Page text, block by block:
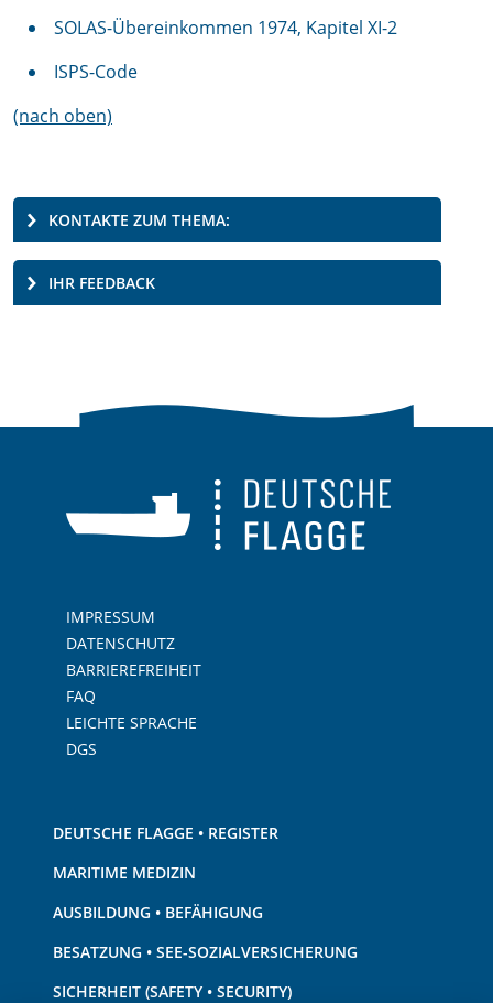
SOLAS-Übereinkommen 1974, Kapitel XI-2
ISPS-Code
(nach oben)
KONTAKTE ZUM THEMA:
IHR FEEDBACK
IMPRESSUM
DATENSCHUTZ
BARRIEREFREIHEIT
FAQ
LEICHTE SPRACHE
DGS
DEUTSCHE FLAGGE • REGISTER
MARITIME MEDIZIN
AUSBILDUNG • BEFÄHIGUNG
BESATZUNG • SEE-SOZIALVERSICHERUNG
SICHERHEIT (SAFETY • SECURITY)